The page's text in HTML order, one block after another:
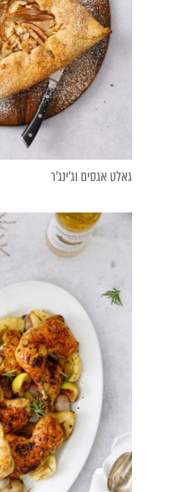
גאלט אגסים וג'ינג'ר